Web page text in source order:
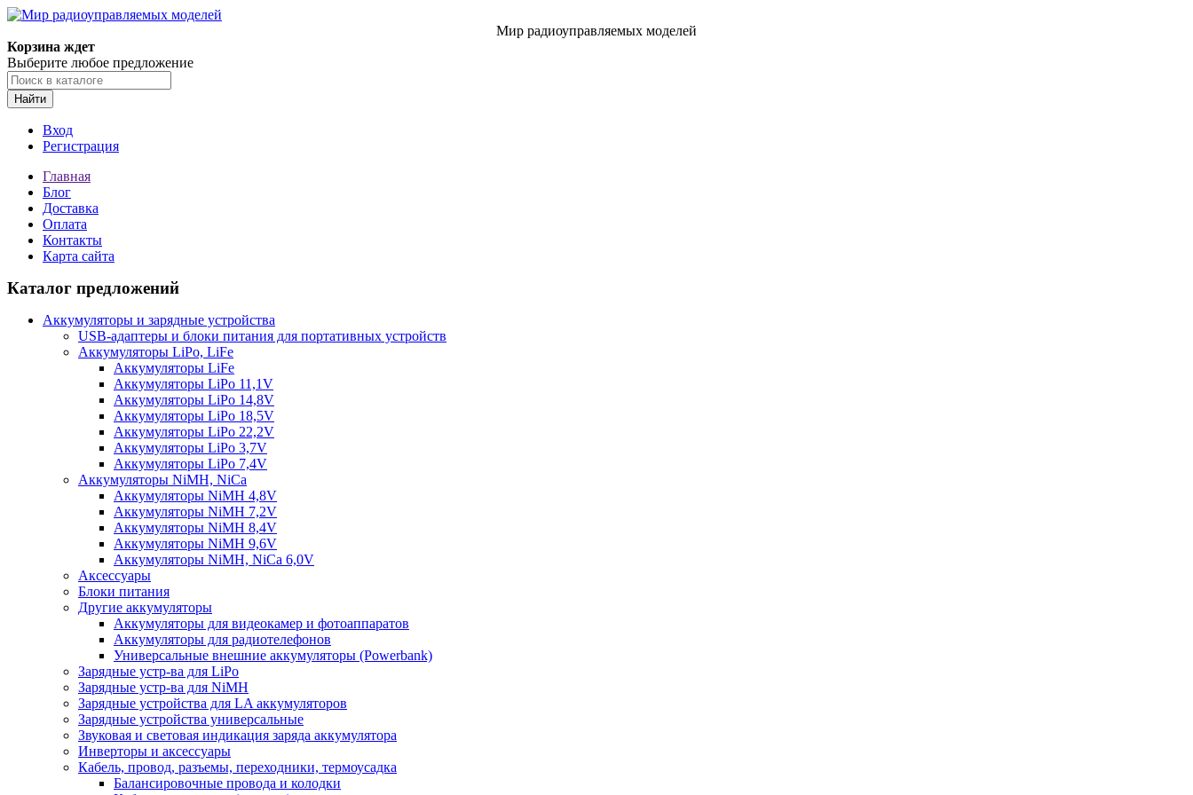
Мир радиоуправляемых моделей
Корзина ждет
Выберите любое предложение
Найти
Вход
Регистрация
Главная
Блог
Доставка
Оплата
Контакты
Карта сайта
Каталог предложений
Аккумуляторы и зарядные устройства
USB-адаптеры и блоки питания для портативных устройств
Аккумуляторы LiPo, LiFe
Аккумуляторы LiFe
Аккумуляторы LiPo 11,1V
Аккумуляторы LiPo 14,8V
Аккумуляторы LiPo 18,5V
Аккумуляторы LiPo 22,2V
Аккумуляторы LiPo 3,7V
Аккумуляторы LiPo 7,4V
Аккумуляторы NiMH, NiCa
Аккумуляторы NiMH 4,8V
Аккумуляторы NiMH 7,2V
Аккумуляторы NiMH 8,4V
Аккумуляторы NiMH 9,6V
Аккумуляторы NiMH, NiCa 6,0V
Аксессуары
Блоки питания
Другие аккумуляторы
Аккумуляторы для видеокамер и фотоаппаратов
Аккумуляторы для радиотелефонов
Универсальные внешние аккумуляторы (Powerbank)
Зарядные устр-ва для LiPo
Зарядные устр-ва для NiMH
Зарядные устройства для LA аккумуляторов
Зарядные устройства универсальные
Звуковая и световая индикация заряда аккумулятора
Инверторы и аксессуары
Кабель, провод, разъемы, переходники, термоусадка
Балансировочные провода и колодки